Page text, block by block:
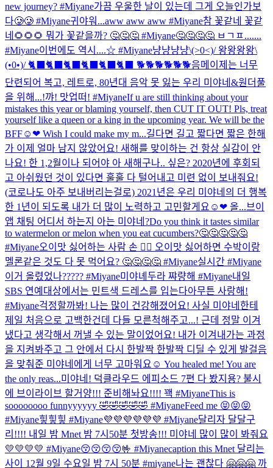
new journey? #Miyane가끔 우울한 날이 있는데 그게 오늘인가보
다🥲🥲 #Miyane귀야워...aww aww aww #Miyane참 꽃같네 꽃같
네🌻🌻🌻 뭐가 꽃같을까? 🤔🤔🤔 #Miyane🤔🤔🤔🤔 ㅂㄱㅍ.......
#Miyane이번에도 역시....☆ #Miyane냥냥냥냥\(>0<)/ 왕왕왕왕\
(•0•)/ 🐈‍⬛🐈‍⬛🐈‍⬛🐈‍⬛🐈‍⬛🐈‍⬛ 🐕🐕🐕🐕🐕🐕음메 이제는 너무
단련되어 복고, 레트로, 80년대 음악 못 잃는 우리 미야네&원더풀
을 위해...!꺄! 맛업떠! #MiyaneIf u are still thinking about your
mistakes this year or blaming yourself, then CUT IT OUT! Pls, treat
yourself like a queen or a king in the upcoming year. We will be the
BFF☺❤ Wish I could make my m...길다면 길고 짧다면 짧은 한해
가 이제 얼마 남지 않았어요! 새해를 맞이하는 건 항상 실감이 안
나요! 한 1,2월이나 되어야 아 새해구나.. 싶은? 2020년에 후회되
고 아쉬웠던 것이 있다면 훌훌 다 털어내고 미련 없이 보내줘요!
(코로나도 아주 보내버리는걸로) 2021년은 우리 미야네의 더 행복
한 1년이 되도록 내가 더 많이 노력하고 고민할게요☺❤ 올...브이
앱 채팅 어디서 하는지 아는 미야네?Do you think it tastes similar
to watermelon or melon when you eat cucumbers?🤔🤔🤔🤔🤔
#Miyane오이맛 싫어하는 사람 손 🙋‍♀️ 오이맛 싫어하면 수박이랑
멜론같은 것도 다 못 먹어요? 🤔🤔🤔🤔 #Miyane실시간 #Miyane
이거 올렸었나????? #Miyane미야녜두라 쨔량해 #Miyane내일
SBS 연예대상에서는 민트색 드레스를 입는다아무튼 사랑해!
#Miyane걱정할까봐! 나는 많이 건강해졌어요! 사실 미야네한테
제일 처음으로 고백한건데 다들 모른척해주고...! 근데 정말 이겨
냈다고 생각해서 꺼낼 수 있는 말이었어요! 내가 이겨내가는 과정
을 지켜봐주고 그 안에서 다시 한발짝 한발짝 디딜 수 있게 발걸음
을 맞춰준 미야네에게 너무 고마워요☺ You healed me! You are
the only reas...미야네! 덕클라우드 에피소드 7편 다 봤지용? 불시
에 브이라이브 할거양!!! 준비해놔요!!!! 꽥 #MiyaneThis is
soooooooo funnyyyyyy 🤣🤣🤣🤣🤣 #MiyaneFeed me 😝😝😝
#Miyane힣힣힣 #Miyane💜💜💜💜💜💜 #Miyane달리자 달달구
리!!!! 내일 밤 Mnet 밤 7시50분 첫방송!!! 미야네 많이 많이 봐줘요
💛💛💛💛 #Miyane😚😚😚😚🤟 #Miyanecaption this Mnet 달리는
사이 12월 9일 수요일 밤 7시 50분 #miyane나는 괜찮다 🤗🤗🤗 까